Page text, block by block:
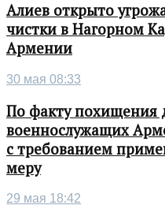
Алиев открыто
чистки в Нагорном
Армении
30 мая 08:33
По факту похищения
военнослужащих
с требованием
меру
29 мая 18:42